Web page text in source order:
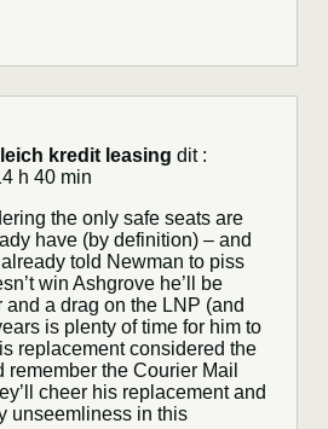
kredit leasing dit :
h 40 min
the only safe seats are
have (by definition) – and
told Newman to piss
win Ashgrove he’ll be
a drag on the LNP (and
is plenty of time for him to
replacement considered the
remember the Courier Mail
cheer his replacement and
unseemliness in this